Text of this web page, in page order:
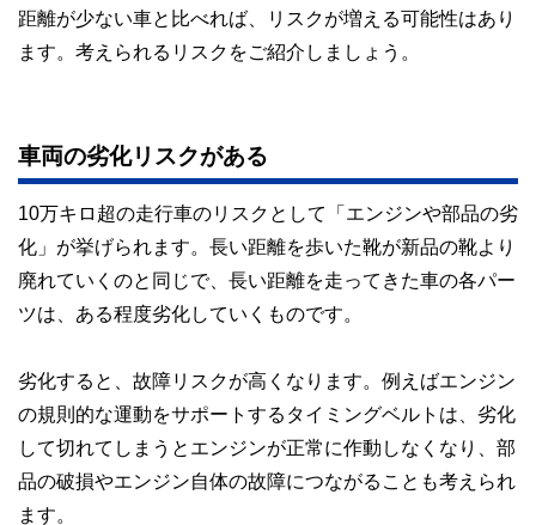
距離が少ない車と比べれば、リスクが増える可能性はあり
ます。考えられるリスクをご紹介しましょう。
車両の劣化リスクがある
10万キロ超の走行車のリスクとして「エンジンや部品の劣
化」が挙げられます。長い距離を歩いた靴が新品の靴より
廃れていくのと同じで、長い距離を走ってきた車の各パー
ツは、ある程度劣化していくものです。
劣化すると、故障リスクが高くなります。例えばエンジン
の規則的な運動をサポートするタイミングベルトは、劣化
して切れてしまうとエンジンが正常に作動しなくなり、部
品の破損やエンジン自体の故障につながることも考えられ
ます。